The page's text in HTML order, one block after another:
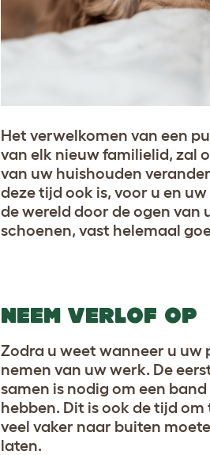
Het verwelkomen van een
van elk nieuw familielid, zal
van uw huishouden
deze tijd ook is, voor u en
de wereld door de ogen van
schoenen, vast helemaal
NEEM VERLOF OP
Zodra u weet wanneer u uw
nemen van uw werk. De
samen is nodig om een
hebben. Dit is ook de tijd
veel vaker naar buiten
laten.